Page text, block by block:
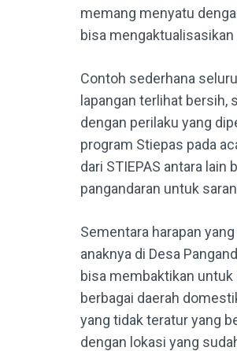
memang menyatu
bisa mengaktualisasikan
Contoh sederhana
lapangan terlihat bersih,
dengan perilaku yang
program Stiepas pada
dari STIEPAS antara lain
pangandaran untuk
Sementara harapan
anaknya di Desa
bisa membaktikan untuk
berbagai daerah
yang tidak teratur yang
dengan lokasi yang